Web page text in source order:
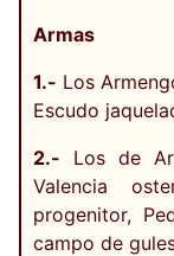
Armas
1.- Los
Escudo
2.- Los de
Valencia
progenitor,
campo de